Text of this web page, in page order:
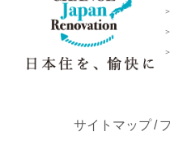
サイトマップ